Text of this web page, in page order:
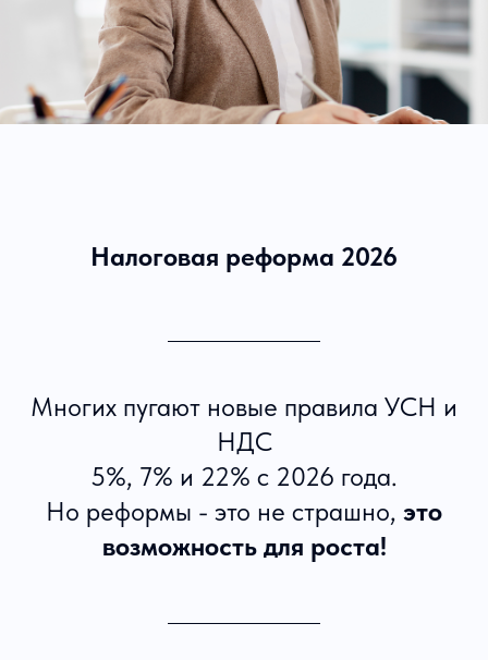
Налоговая реформа 2026
Многих пугают новые правила УСН и
НДС
5%, 7% и 22% с 2026 года.
Но реформы - это не страшно, это
возможность для роста!